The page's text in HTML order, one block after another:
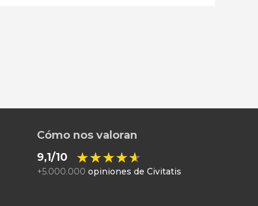
Cómo nos valoran
9,1/10
★★★★★
★★★★★
+5.000.000 opiniones de Civitatis